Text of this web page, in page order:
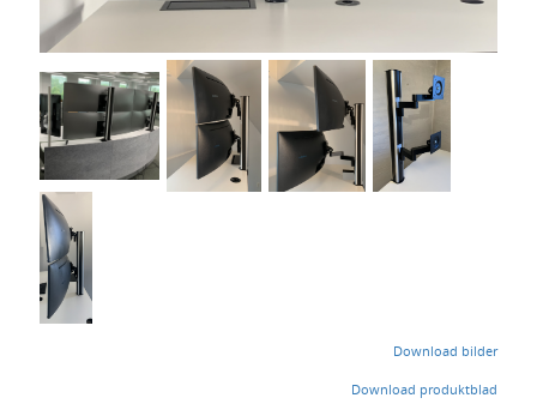
Download bilder
Download produktblad